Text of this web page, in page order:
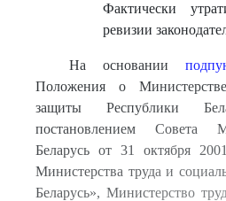
Фактически
ревизии
На основании
Положения о
защиты Республики
постановлением Совета
Беларусь от 31 октября
Министерства труда и
Беларусь», Министерство